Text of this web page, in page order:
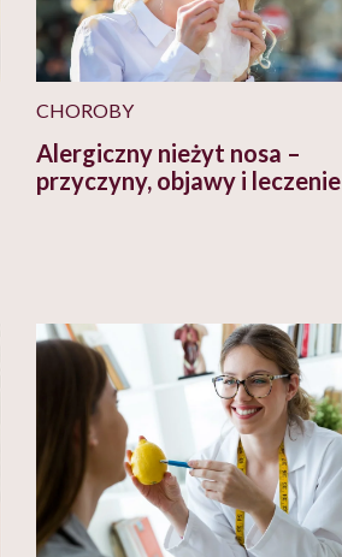
CHOROBY
Alergiczny nieżyt nosa –
przyczyny, objawy i leczenie